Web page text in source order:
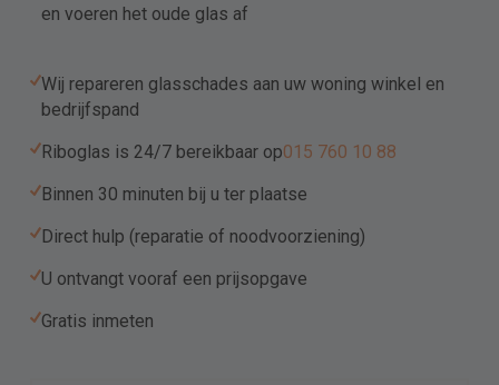
Upload
Sleep bestanden hierheen of
Selecteer bestanden
Toegestane bestandstypen: pdf, jpg, png, docx,
doc, jpeg, Max. bestandsgrootte: 32 MB, Max.
en voeren het oude glas af
Wij repareren glasschades aan uw woning winkel en
bedrijfspand
Riboglas is 24/7 bereikbaar op015 760 10 88
Binnen 30 minuten bij u ter plaatse
Direct hulp (reparatie of noodvoorziening)
U ontvangt vooraf een prijsopgave
Gratis inmeten